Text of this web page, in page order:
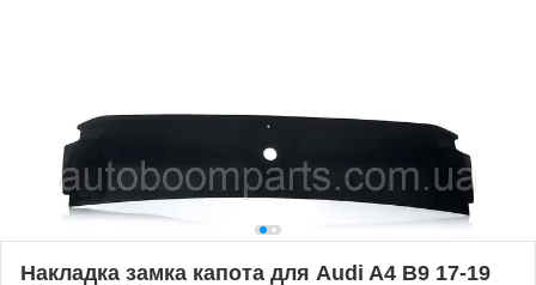
Накладка замка капота для Audi A4 B9 17-19